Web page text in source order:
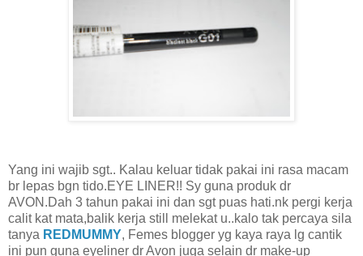
Yang ini wajib sgt.. Kalau keluar tidak pakai ini rasa macam
br lepas bgn tido.EYE LINER!! Sy guna produk dr
AVON.Dah 3 tahun pakai ini dan sgt puas hati.nk pergi kerja
calit kat mata,balik kerja still melekat u..kalo tak percaya sila
tanya REDMUMMY, Femes blogger yg kaya raya lg cantik
ini pun guna eyeliner dr Avon juga selain dr make-up